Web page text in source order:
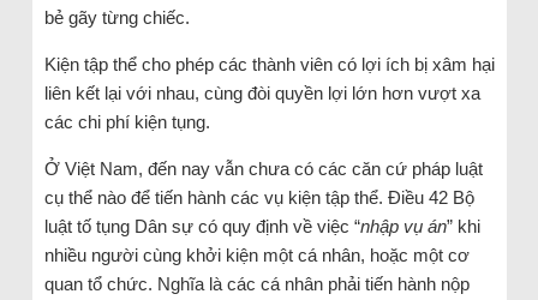
bẻ gãy từng chiếc.
Kiện tập thể cho phép các thành viên có lợi ích bị xâm hại
liên kết lại với nhau, cùng đòi quyền lợi lớn hơn vượt xa
các chi phí kiện tụng.
Ở Việt Nam, đến nay vẫn chưa có các căn cứ pháp luật
cụ thể nào để tiến hành các vụ kiện tập thể. Điều 42 Bộ
luật tố tụng Dân sự có quy định về việc “nhập vụ án” khi
nhiều người cùng khởi kiện một cá nhân, hoặc một cơ
quan tổ chức. Nghĩa là các cá nhân phải tiến hành nộp